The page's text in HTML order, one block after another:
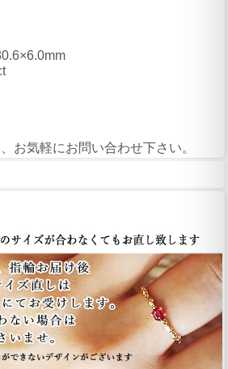
お気軽にお問い合わせ下さい。